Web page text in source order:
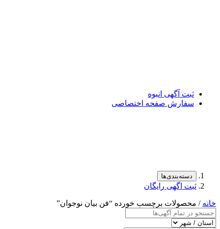
ثبت آگهی انبوه
سفارش صفحه اختصاصی
دسته‌بندی‌ها
ثبت اگهی رایگان
خانه / محصولات برچسب خورده “فن بیان نوجوان”